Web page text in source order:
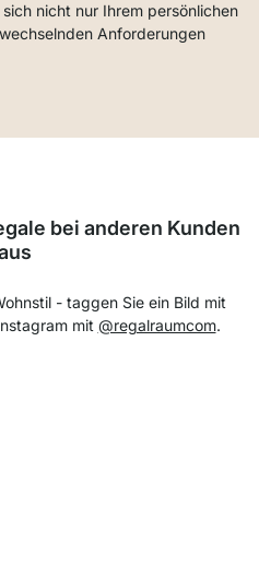
nicht nur Ihrem persönlichen
Anforderungen
bei anderen Kunden
- taggen Sie ein Bild mit
mit @regalraumcom.